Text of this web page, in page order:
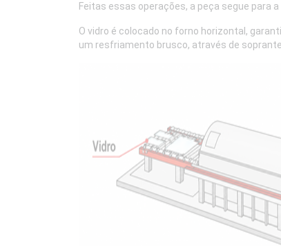
Feitas essas operações, a peça segue para a
O vidro é colocado no forno horizontal,
um resfriamento brusco, através de